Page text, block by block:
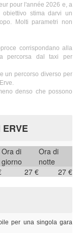
pour l'année 2026 e, a
stima darvi un
Molti parametri non
corrispondano alla
percorsa dal taxi per
un percorso diverso per
denso che possono
ERVE
Ora di
giorno
Ora di
notte
27 € 27 €
per una singola gara